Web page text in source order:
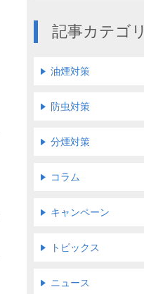
記事カテゴリ
油煙対策
防虫対策
分煙対策
コラム
キャンペーン
トピックス
ニュース